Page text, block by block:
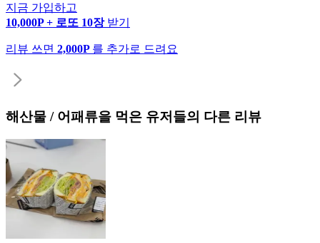
지금 가입하고
10,000P + 로또 10장 받기
리뷰 쓰면 2,000P 를 추가로 드려요
해산물 / 어패류을 먹은 유저들의 다른 리뷰